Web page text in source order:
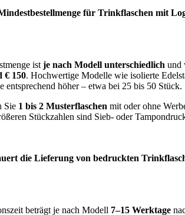
für Trinkflaschen mit
ist je nach Modell unterschiedlich und
€ 150. Hochwertige Modelle wie isolierte
entsprechend höher – etwa bei 25 bis 50 Stück.
Sie 1 bis 2 Musterflaschen mit oder ohne
Stückzahlen sind Sieb- oder
die Lieferung von bedruckten
beträgt je nach Modell 7–15 Werktage